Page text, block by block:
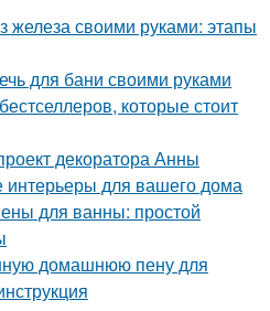
железа своими руками: этапы
для бани своими руками
которые стоит
декоратора Анны
интерьеры для вашего дома
для ванны: простой
домашнюю пену для